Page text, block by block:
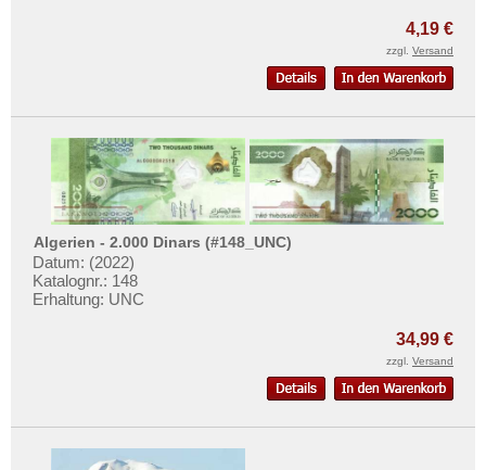
4,19 €
zzgl. Versand
Algerien - 2.000 Dinars (#148_UNC)
Datum: (2022)
Katalognr.: 148
Erhaltung: UNC
34,99 €
zzgl. Versand